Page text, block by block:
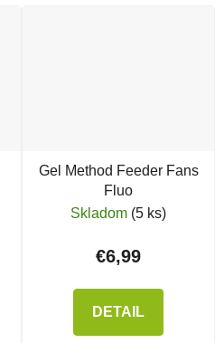
Gel Method Feeder Fans
Fluo
Skladom (5 ks)
€6,99
DETAIL